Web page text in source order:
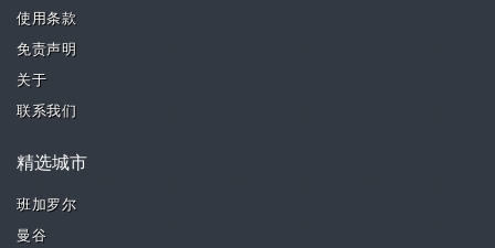
使用条款
免责声明
关于
联系我们
精选城市
班加罗尔
曼谷